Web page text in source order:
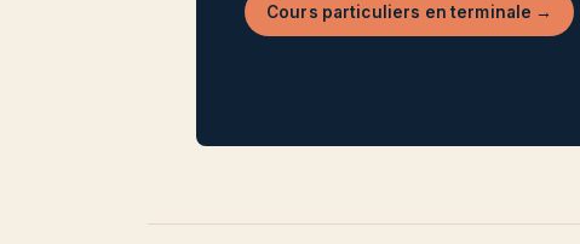
Cours particuliers en terminale →